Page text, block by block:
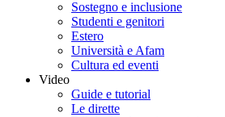
Sostegno e inclusione
Studenti e genitori
Estero
Università e Afam
Cultura ed eventi
Video
Guide e tutorial
Le dirette